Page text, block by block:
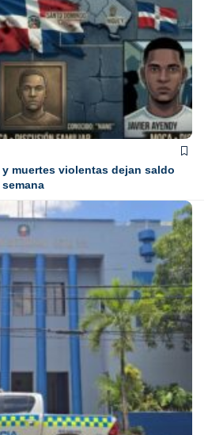
muertes violentas dejan saldo